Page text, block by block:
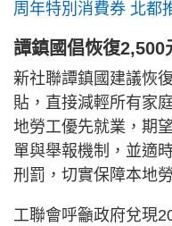
周年特別消費券 北都
譚鎮國倡恢復2,500
新社聯譚鎮國建議恢
貼，直接減輕所有家
地勞工優先就業，期
單與舉報機制，並適
刑罰，切實保障本地
工聯會呼籲政府兌現